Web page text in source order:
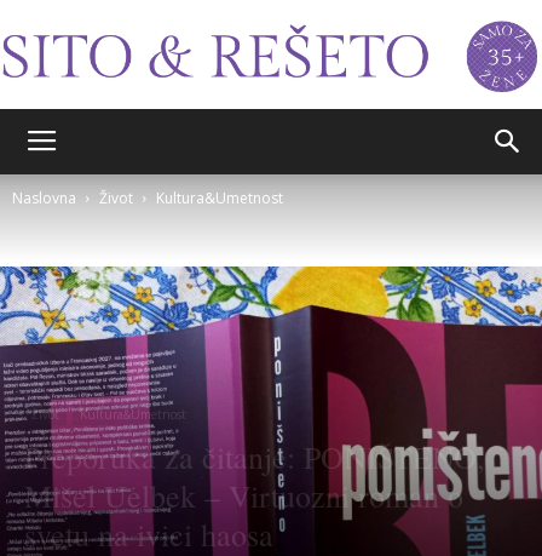
Naslovna Život Kultura&Umetnost
Život Kultura&Umetnost
Preporuka za čitanje: PONIŠTENO,
Mišel Uelbek – Virtuozni roman o
svetu na ivici haosa